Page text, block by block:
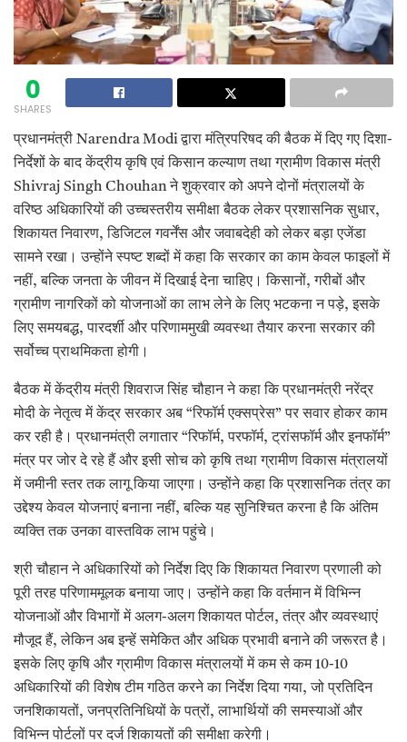
0
SHARES
प्रधानमंत्री Narendra Modi द्वारा मंत्रिपरिषद की बैठक में दिए गए दिशा-
निर्देशों के बाद केंद्रीय कृषि एवं किसान कल्याण तथा ग्रामीण विकास मंत्री
Shivraj Singh Chouhan ने शुक्रवार को अपने दोनों मंत्रालयों के
वरिष्ठ अधिकारियों की उच्चस्तरीय समीक्षा बैठक लेकर प्रशासनिक सुधार,
शिकायत निवारण, डिजिटल गवर्नेंस और जवाबदेही को लेकर बड़ा एजेंडा
सामने रखा। उन्होंने स्पष्ट शब्दों में कहा कि सरकार का काम केवल फाइलों में
नहीं, बल्कि जनता के जीवन में दिखाई देना चाहिए। किसानों, गरीबों और
ग्रामीण नागरिकों को योजनाओं का लाभ लेने के लिए भटकना न पड़े, इसके
लिए समयबद्ध, पारदर्शी और परिणाममुखी व्यवस्था तैयार करना सरकार की
सर्वोच्च प्राथमिकता होगी।
बैठक में केंद्रीय मंत्री शिवराज सिंह चौहान ने कहा कि प्रधानमंत्री नरेंद्र
मोदी के नेतृत्व में केंद्र सरकार अब “रिफॉर्म एक्सप्रेस” पर सवार होकर काम
कर रही है। प्रधानमंत्री लगातार “रिफॉर्म, परफॉर्म, ट्रांसफॉर्म और इनफॉर्म”
मंत्र पर जोर दे रहे हैं और इसी सोच को कृषि तथा ग्रामीण विकास मंत्रालयों
में जमीनी स्तर तक लागू किया जाएगा। उन्होंने कहा कि प्रशासनिक तंत्र का
उद्देश्य केवल योजनाएं बनाना नहीं, बल्कि यह सुनिश्चित करना है कि अंतिम
व्यक्ति तक उनका वास्तविक लाभ पहुंचे।
श्री चौहान ने अधिकारियों को निर्देश दिए कि शिकायत निवारण प्रणाली को
पूरी तरह परिणाममूलक बनाया जाए। उन्होंने कहा कि वर्तमान में विभिन्न
योजनाओं और विभागों में अलग-अलग शिकायत पोर्टल, तंत्र और व्यवस्थाएं
मौजूद हैं, लेकिन अब इन्हें समेकित और अधिक प्रभावी बनाने की जरूरत है।
इसके लिए कृषि और ग्रामीण विकास मंत्रालयों में कम से कम 10-10
अधिकारियों की विशेष टीम गठित करने का निर्देश दिया गया, जो प्रतिदिन
जनशिकायतों, जनप्रतिनिधियों के पत्रों, लाभार्थियों की समस्याओं और
विभिन्न पोर्टलों पर दर्ज शिकायतों की समीक्षा करेगी।